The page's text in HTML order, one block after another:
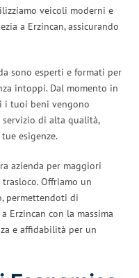
veicoli moderni e
a Erzincan, assicurando
sono esperti e formati per
intoppi. Dal momento in
i tuoi beni vengono
di alta qualità,
esigenze.
azienda per maggiori
Offriamo un
permettendoti di
Erzincan con la massima
e affidabilità per un